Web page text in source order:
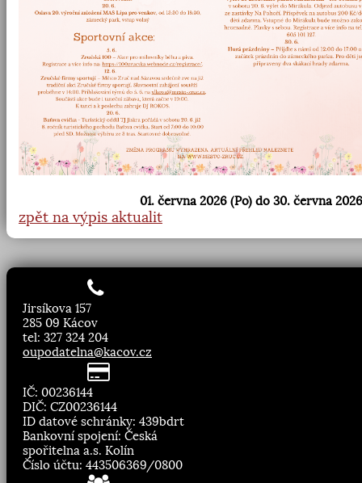
01. června 2026 (Po) do 30. června
zpět na výpis aktualit
Jirsíkova 157
285 09 Kácov
tel: 327 324 204
oupodatelna@kacov.cz
IČ: 00236144
DIČ: CZ00236144
ID datové schránky: 439bdrt
Bankovní spojení: Česká
spořitelna a.s. Kolín
Číslo účtu: 443506369/0800